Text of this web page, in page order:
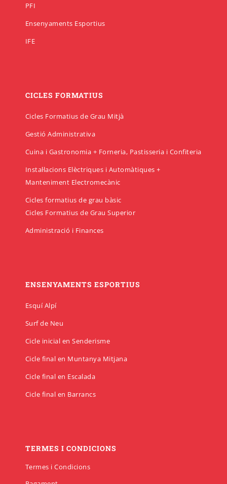
PFI
Ensenyaments Esportius
IFE
CICLES FORMATIUS
Cicles Formatius de Grau Mitjà
Gestió Administrativa
Cuina i Gastronomia + Forneria, Pastisseria i Confiteria
Instal·lacions Elèctriques i Automàtiques +
Manteniment Electromecànic
Cicles formatius de grau bàsic
Cicles Formatius de Grau Superior
Administració i Finances
ENSENYAMENTS ESPORTIUS
Esquí Alpí
Surf de Neu
Cicle inicial en Senderisme
Cicle final en Muntanya Mitjana
Cicle final en Escalada
Cicle final en Barrancs
TERMES I CONDICIONS
Termes i Condicions